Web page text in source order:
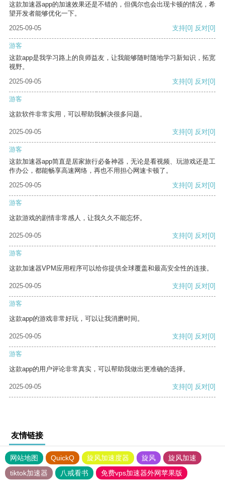
这款加速器app的加速效果还是不错的，但偶尔也会出现卡顿的情况，希
望开发者能够优化一下。
2025-09-05
支持[0] 反对[0]
游客
这款app是我学习路上的良师益友，让我能够随时随地学习新知识，拓宽
视野。
2025-09-05
支持[0] 反对[0]
游客
这款软件非常实用，可以帮助我解决很多问题。
2025-09-05 支持[0] 反对[0]
游客
这款加速器app简直是居家旅行必备神器，无论是看视频、玩游戏还是工
作办公，都能畅享高速网络，再也不用担心网速卡顿了。
2025-09-05
支持[0] 反对[0]
游客
这款游戏的剧情非常感人，让我久久不能忘怀。
2025-09-05 支持[0] 反对[0]
游客
这款加速器VPM应用程序可以给你提供全球覆盖和最高安全性的连接。
2025-09-05 支持[0] 反对[0]
游客
这款app的游戏非常好玩，可以让我消磨时间。
2025-09-05 支持[0] 反对[0]
游客
这款app的用户评论非常真实，可以帮助我做出更准确的选择。
2025-09-05 支持[0] 反对[0]
友情链接
网站地图 QuickQ 旋风加速度器 旋风
旋风加速
tiktok加速器
八戒看书 免费vps加速器外网苹果版